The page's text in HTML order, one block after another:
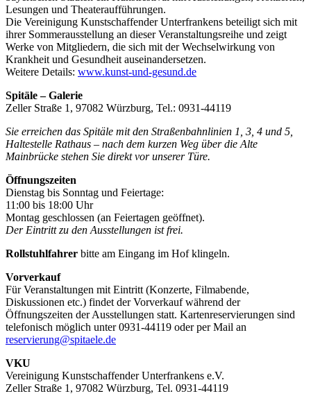
Lesungen und Theateraufführungen.
Die Vereinigung Kunstschaffender Unterfrankens beteiligt sich mit
ihrer Sommerausstellung an dieser Veranstaltungsreihe und zeigt
Werke von Mitgliedern, die sich mit der Wechselwirkung von
Krankheit und Gesundheit auseinandersetzen.
Weitere Details: www.kunst-und-gesund.de
Spitäle – Galerie
Zeller Straße 1, 97082 Würzburg, Tel.: 0931-44119
Sie erreichen das Spitäle mit den Straßenbahnlinien 1, 3, 4 und 5,
Haltestelle Rathaus – nach dem kurzen Weg über die Alte
Mainbrücke stehen Sie direkt vor unserer Türe.
Öffnungszeiten
Dienstag bis Sonntag und Feiertage:
11:00 bis 18:00 Uhr
Montag geschlossen (an Feiertagen geöffnet).
Der Eintritt zu den Ausstellungen ist frei.
Rollstuhlfahrer bitte am Eingang im Hof klingeln.
Vorverkauf
Für Veranstaltungen mit Eintritt (Konzerte, Filmabende,
Diskussionen etc.) findet der Vorverkauf während der
Öffnungszeiten der Ausstellungen statt. Kartenreservierungen sind
telefonisch möglich unter 0931-44119 oder per Mail an
reservierung@spitaele.de
VKU
Vereinigung Kunstschaffender Unterfrankens e.V.
Zeller Straße 1, 97082 Würzburg, Tel. 0931-44119